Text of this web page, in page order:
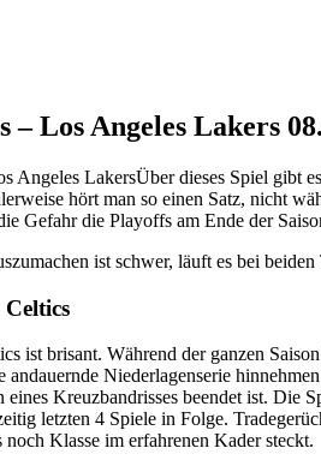
– Los Angeles Lakers
Über dieses Spiel gibt
hört man so einen Satz, nicht
Gefahr die Playoffs am Ende der
ist schwer, läuft es bei
ist brisant. Während der ganzen
andauernde Niederlagenserie
eines Kreuzbandrisses beendet ist.
letzten 4 Spiele in Folge.
noch Klasse im erfahrenen Kader steckt.